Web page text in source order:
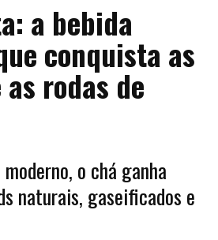
a bebida
conquista as
rodas de
o chá ganha
naturais, gaseificados e